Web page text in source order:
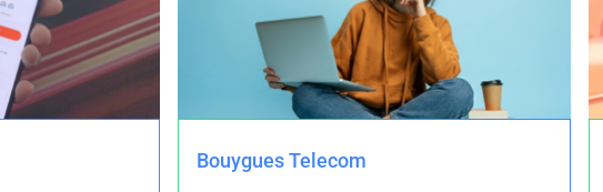
Bouygues Telecom